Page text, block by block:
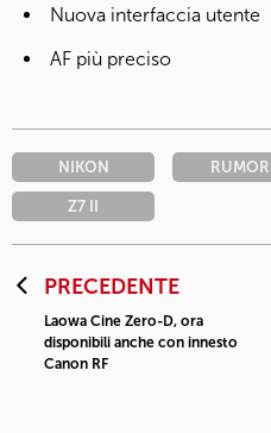
Nuova interfaccia utente
AF più preciso
NIKON
Z7 II
PRECEDENTE
Laowa Cine Zero-D, ora
disponibili anche con innesto
Canon RF